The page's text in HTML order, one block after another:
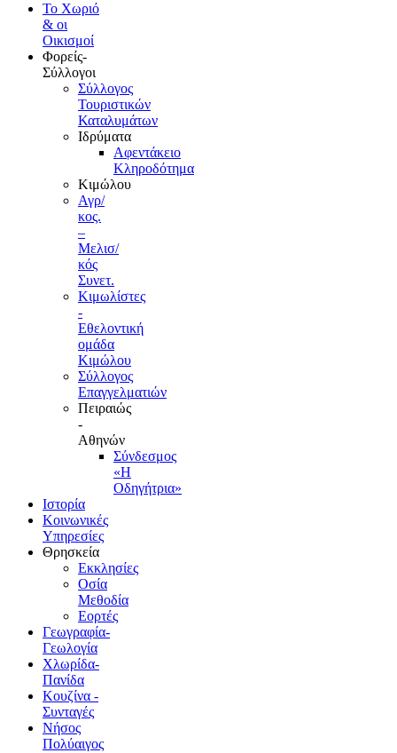
Το Xωριό
& οι
Οικισμοί
Φορείς-
Σύλλογοι
Σύλλογος
Τουριστικών
Καταλυμάτων
Ιδρύματα
Αφεντάκειο
Κληροδότημα
Κιμώλου
Αγρ/
κος.
–
Μελισ/
κός
Συνετ.
Κιμωλίστες
-
Εθελοντική
ομάδα
Κιμώλου
Σύλλογος
Επαγγελματιών
Πειραιώς
-
Αθηνών
Σύνδεσμος
«Η
Οδηγήτρια»
Ιστορία
Κοινωνικές
Υπηρεσίες
Θρησκεία
Εκκλησίες
Οσία
Μεθοδία
Εορτές
Γεωγραφία-
Γεωλογία
Χλωρίδα-
Πανίδα
Κουζίνα -
Συνταγές
Νήσος
Πολύαιγος